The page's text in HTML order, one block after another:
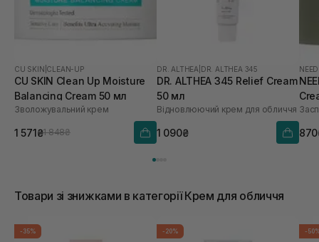
CU SKIN CLEAN-UP
CU SKIN Clean Up Moisture
Balancing Cream 50 мл
Зволожувальний крем
1 571₴1 848₴
DR. ALTHEA DR. ALTHEA 345
DR. ALTHEA 345 Relief Cream
50 мл
Відновлюючий крем для обличчя
1 090₴
Товари зі знижками в категорії Крем для обличчя
-35% -20% -